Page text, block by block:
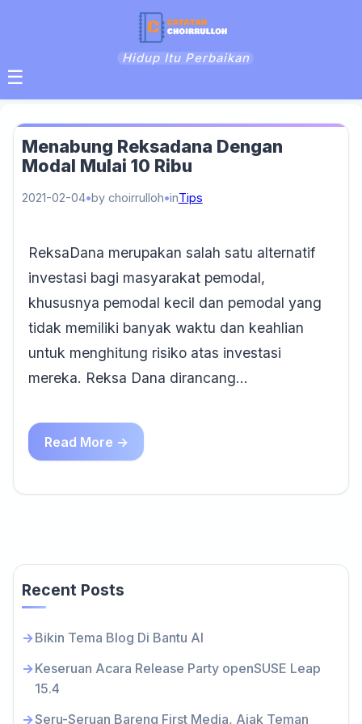
Hidup Itu Perbaikan
☰
Menabung Reksadana Dengan
Modal Mulai 10 Ribu
2021-02-04 by choirrulloh inTips
ReksaDana merupakan salah satu alternatif
investasi bagi masyarakat pemodal,
khususnya pemodal kecil dan pemodal yang
tidak memiliki banyak waktu dan keahlian
untuk menghitung risiko atas investasi
mereka. Reksa Dana dirancang…
Read More →
Recent Posts
Bikin Tema Blog Di Bantu AI
Keseruan Acara Release Party openSUSE Leap
15.4
Seru-Seruan Bareng First Media, Ajak Teman